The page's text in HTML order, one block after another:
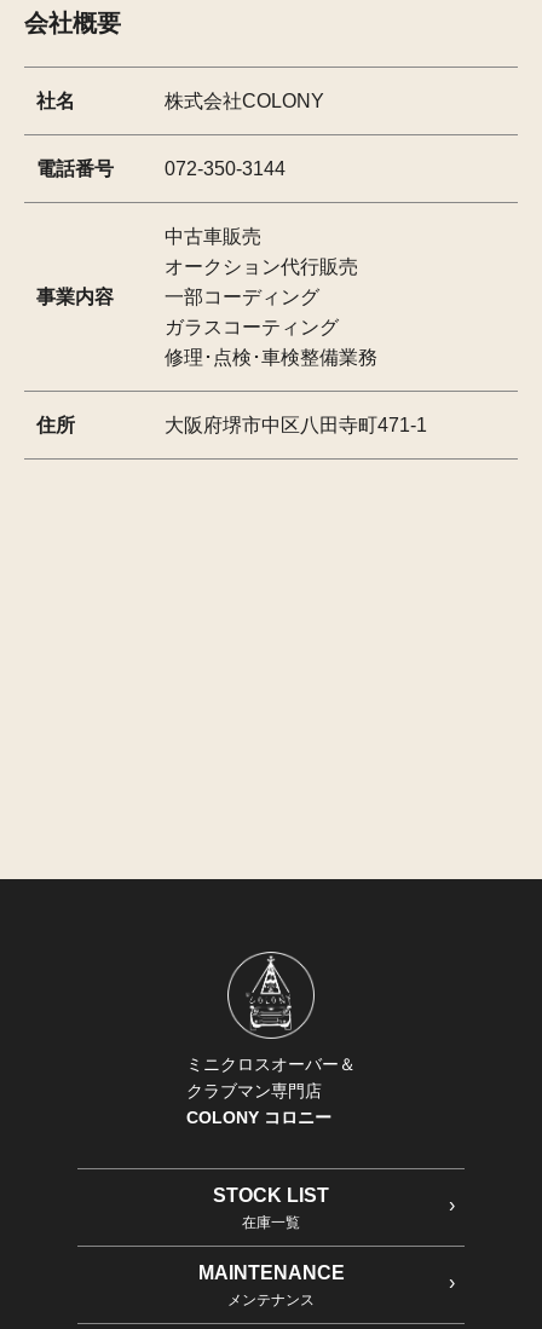
会社概要
社名 株式会社COLONY
電話番号 072-350-3144
事業内容
中古車販売
オークション代行販売
一部コーディング
ガラスコーティング
修理･点検･車検整備業務
住所 大阪府堺市中区八田寺町471-1
ミニクロスオーバー＆
クラブマン専門店
COLONY コロニー
STOCK LIST
在庫一覧
MAINTENANCE
メンテナンス